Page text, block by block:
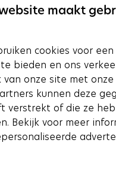
en leesboeken voor
is voorzien van gratis
(elektrische)
20
wandel- en
Schoorl en
Callantsoog, Bergen,
prachtige plek om te
website maakt
cookies voor
bieden en ons
van onze site met
kunnen deze
verstrekt of die ze
Bekijk voor meer